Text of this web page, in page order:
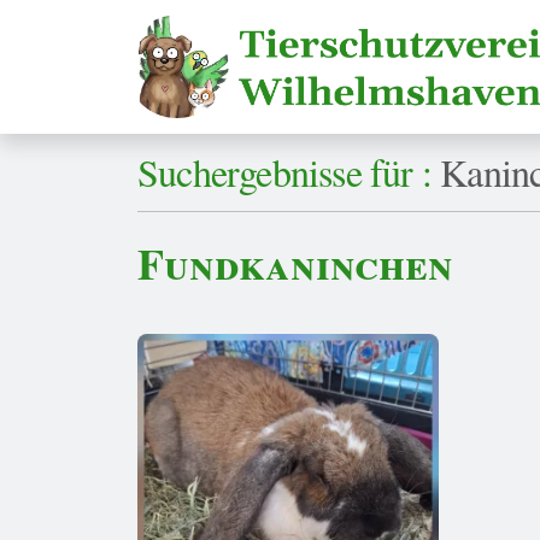
Suchergebnisse für :
Fundkaninchen